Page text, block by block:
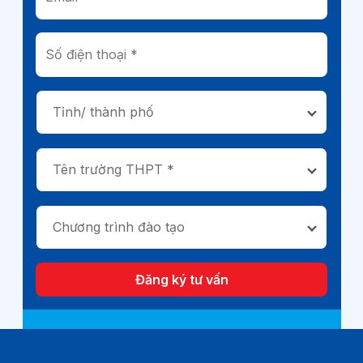
Tỉnh/ thành phố
Tên trường THPT *
Chương trình đào tạo
Đăng ký tư vấn